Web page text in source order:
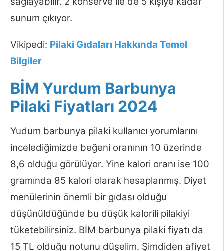
sunum çıkıyor.
Vikipedi: Pilaki Gıdaları Hakkında Temel
Bilgiler
BİM Yurdum Barbunya
Pilaki Fiyatları 2024
Yudum barbunya pilaki kullanıcı yorumlarını
incelediğimizde beğeni oranının 10 üzerinde
8,6 olduğu görülüyor. Yine kalori oranı ise 100
gramında 85 kalori olarak hesaplanmış. Diyet
menülerinin önemli bir gıdası olduğu
düşünüldüğünde bu düşük kalorili pilakiyi
tüketebilirsiniz. BİM barbunya pilaki fiyatı da
15 TL olduğu notunu düşelim. Şimdiden afiyet